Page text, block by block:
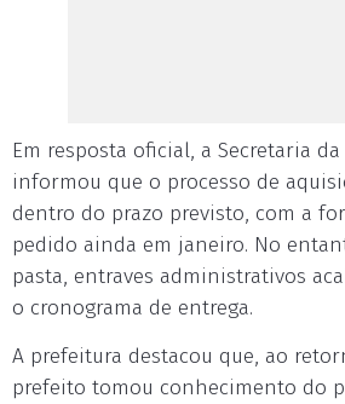
Em resposta oficial, a Secretaria da
informou que o processo de
dentro do prazo previsto, com a
pedido ainda em janeiro. No
pasta, entraves administrativos
o cronograma de entrega.
A prefeitura destacou que, ao
prefeito tomou conhecimento do